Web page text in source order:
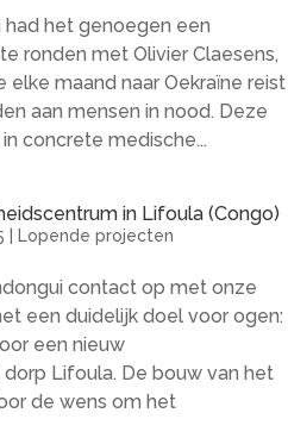
had het genoegen een
ronden met Olivier Claesens,
maand naar Oekraïne reist
aan mensen in nood. Deze
concrete medische...
in Lifoula (Congo)
Lopende projecten
contact op met onze
een duidelijk doel voor ogen:
een nieuw
Lifoula. De bouw van het
de wens om het